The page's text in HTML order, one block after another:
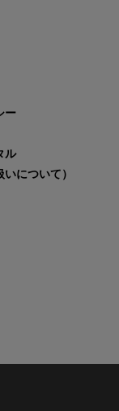
ー
ル
いについて）